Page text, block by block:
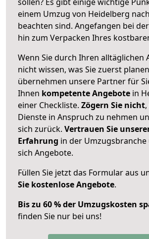
einem Umzug von Heidelberg
beachten sind. Angefangen bei
hin zum Verpacken Ihres
Wenn Sie durch Ihren alltäglichen
nicht wissen, was Sie zuerst
übernehmen unsere Partner für
Ihnen kompetente Angebote in
einer Checkliste. Zögern Sie nicht
Dienste in Anspruch zu nehmen
sich zurück. Vertrauen Sie
Erfahrung in der Umzugsbranche
sich Angebote.
Füllen Sie jetzt das Formular aus
Sie kostenlose Angebote.
Bis zu 60 % der Umzugskosten
finden Sie nur bei uns!